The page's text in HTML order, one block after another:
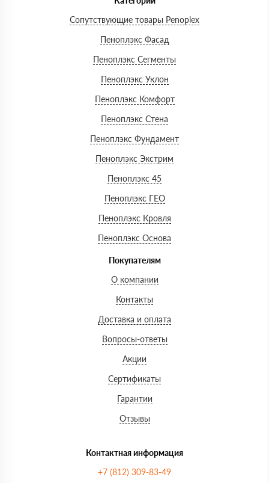
Сопутствующие товары Penoplex
Пеноплэкс Фасад
Пеноплэкс Сегменты
Пеноплэкс Уклон
Пеноплэкс Комфорт
Пеноплэкс Стена
Пеноплэкс Фундамент
Пеноплэкс Экстрим
Пеноплэкс 45
Пеноплэкс ГЕО
Пеноплэкс Кровля
Пеноплэкс Основа
Покупателям
О компании
Контакты
Доставка и оплата
Вопросы-ответы
Акции
Сертификаты
Гарантии
Отзывы
Контактная информация
+7 (812) 309-83-49